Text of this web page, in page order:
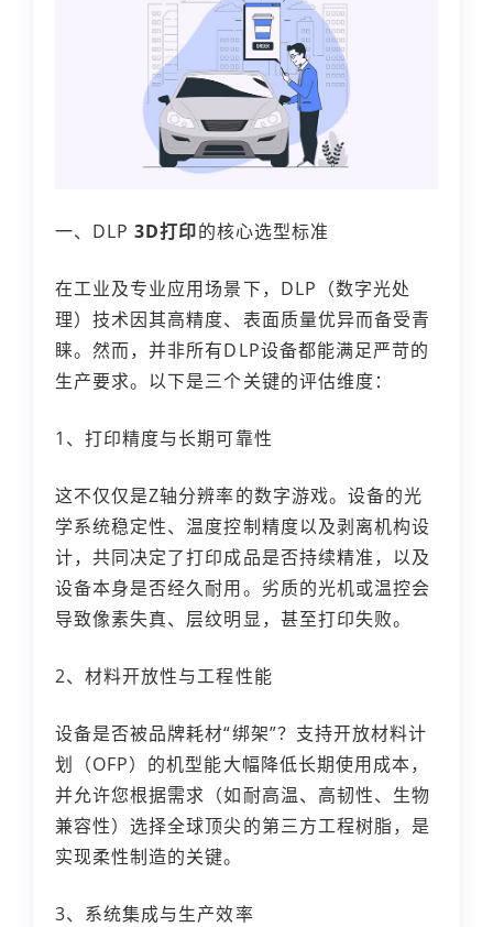
一、DLP3D打印的核心选型标准
在工业及专业应用场景下，DLP（数字光处
理）技术因其高精度、表面质量优异而备受青
睐。然而，并非所有DLP设备都能满足严苛的
生产要求。以下是三个关键的评估维度：
1、打印精度与长期可靠性
这不仅仅是Z轴分辨率的数字游戏。设备的光
学系统稳定性、温度控制精度以及剥离机构设
计，共同决定了打印成品是否持续精准，以及
设备本身是否经久耐用。劣质的光机或温控会
导致像素失真、层纹明显，甚至打印失败。
2、材料开放性与工程性能
设备是否被品牌耗材“绑架”？支持开放材料计
划（OFP）的机型能大幅降低长期使用成本，
并允许您根据需求（如耐高温、高韧性、生物
兼容性）选择全球顶尖的第三方工程树脂，是
实现柔性制造的关键。
3、系统集成与生产效率